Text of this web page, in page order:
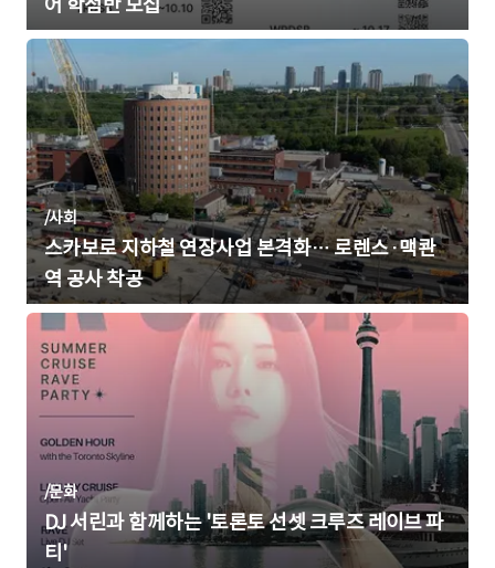
어 학점반 모집
/사회
스카보로 지하철 연장사업 본격화… 로렌스·맥콴
역 공사 착공
/문화
DJ 서린과 함께하는 '토론토 선셋 크루즈 레이브 파
티'